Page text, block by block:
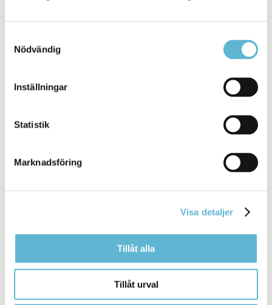
Nödvändig
Inställningar
Statistik
Marknadsföring
Visa detaljer
Tillåt alla
Tillåt urval
KONTAKT
Besöksadress
Box 18, 295 21 Bromölla
Fax: 0456-82 22 00